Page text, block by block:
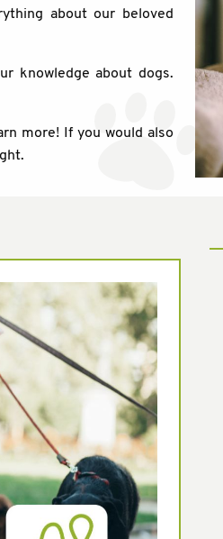
about our beloved
knowledge about dogs.
more! If you would also